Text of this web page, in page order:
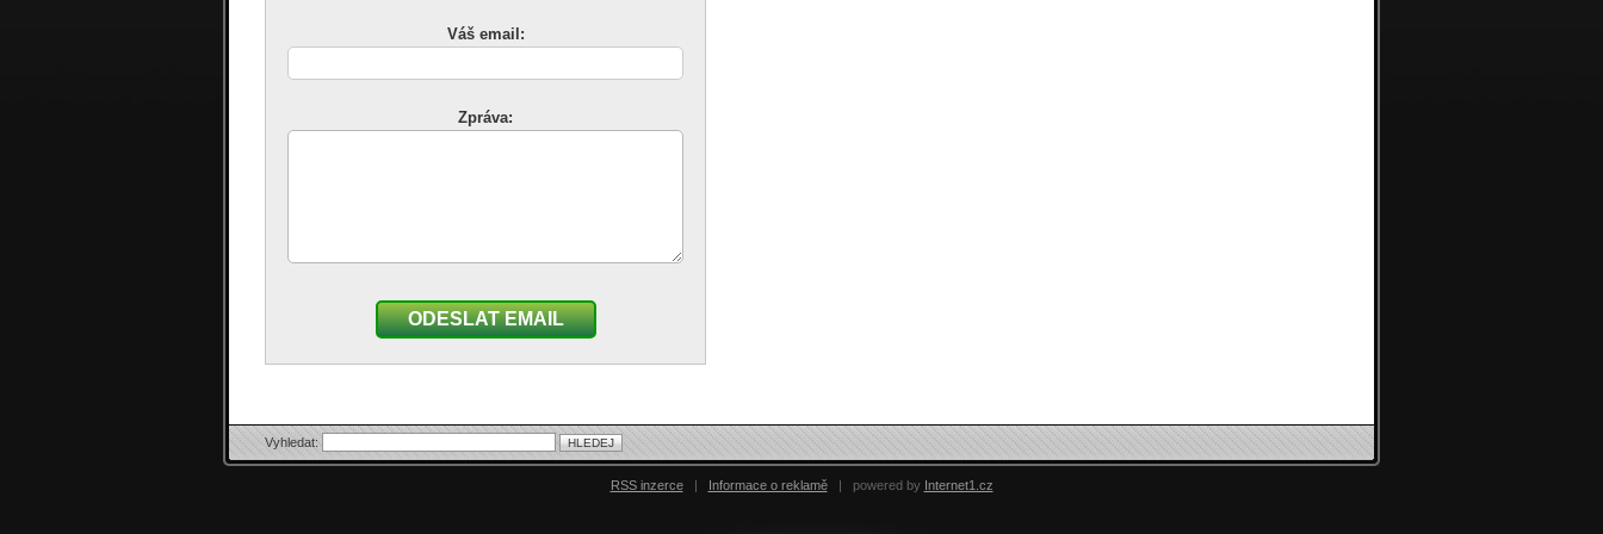
Váš email:
Zpráva:
ODESLAT EMAIL
Vyhledat:
RSS inzerce | Informace o reklamě | powered by Internet1.cz